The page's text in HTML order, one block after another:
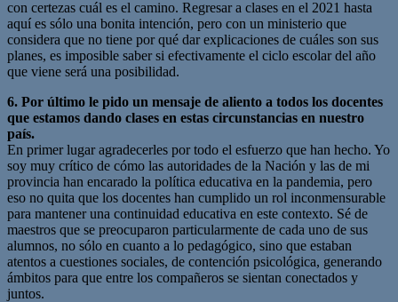
con certezas cuál es el camino. Regresar a clases en el 2021 hasta
aquí es sólo una bonita intención, pero con un ministerio que
considera que no tiene por qué dar explicaciones de cuáles son sus
planes, es imposible saber si efectivamente el ciclo escolar del año
que viene será una posibilidad.
6. Por último le pido un mensaje de aliento a todos los docentes
que estamos dando clases en estas circunstancias en nuestro
país.
En primer lugar agradecerles por todo el esfuerzo que han hecho. Yo
soy muy crítico de cómo las autoridades de la Nación y las de mi
provincia han encarado la política educativa en la pandemia, pero
eso no quita que los docentes han cumplido un rol inconmensurable
para mantener una continuidad educativa en este contexto. Sé de
maestros que se preocuparon particularmente de cada uno de sus
alumnos, no sólo en cuanto a lo pedagógico, sino que estaban
atentos a cuestiones sociales, de contención psicológica, generando
ámbitos para que entre los compañeros se sientan conectados y
juntos.